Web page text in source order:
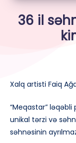
36 il
Xalq artisti Faiq
“Meqastar”
unikal tərzi və
səhnəsinin